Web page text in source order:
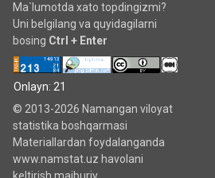
Ma`lumotda xato topdingizmi?
Uni belgilang va quyidagilarni
bosing Ctrl + Enter
Onlayn: 21
© 2013-2026 Namangan viloyat
statistika boshqarmasi
Materiallardan foydalanganda
www.namstat.uz havolani